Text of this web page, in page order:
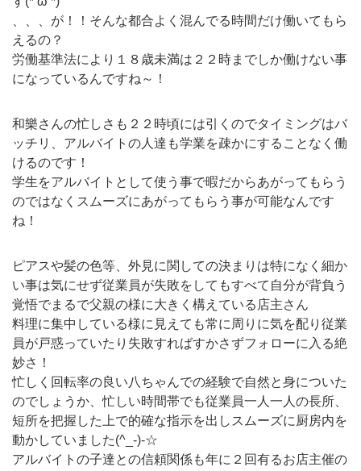
、、、が！！そんな都合よく混んでる時間だけ働いてもら
えるの？
労働基準法により１８歳未満は２２時までしか働けない事
になっているんですね～！
和樂さんの忙しさも２２時頃には引くのでタイミングはバ
ッチリ、アルバイトの人達も学業を疎かにすることなく働
けるのです！
学生をアルバイトとして使う事で暇だからあがってもらう
のではなくスムーズにあがってもらう事が可能なんです
ね！
ピアスや髪の色等、外見に関しての決まりは特になく細か
い事は気にせず従業員が失敗をしてもすべて自分が背負う
覚悟でまるで父親の様に大きく構えている店主さん
料理に集中している様に見えても常に周りに気を配り従業
員が戸惑っていたり失敗すればすかさずフォローに入る絶
妙さ！
忙しく回転率の良い八ちゃんでの経験で自然と身についた
のでしょうか、忙しい時間帯でも従業員一人一人の長所、
短所を把握した上で的確な指示を出しスムーズに厨房内を
動かしていました(^_-)-☆
アルバイトの子達との信頼関係も年に２回有るお店主催の